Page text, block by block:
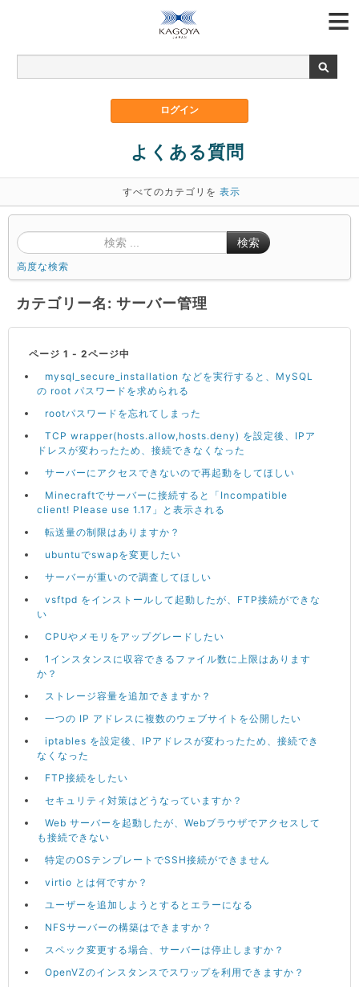
よくある質問
すべてのカテゴリを 表示
検索
高度な検索
カテゴリー名: サーバー管理
ページ 1 - 2ページ中
mysql_secure_installation などを実行すると、MySQL
の root パスワードを求められる
rootパスワードを忘れてしまった
TCP wrapper(hosts.allow,hosts.deny) を設定後、IPア
ドレスが変わったため、接続できなくなった
サーバーにアクセスできないので再起動をしてほしい
Minecraftでサーバーに接続すると「Incompatible
client! Please use 1.17」と表示される
転送量の制限はありますか？
ubuntuでswapを変更したい
サーバーが重いので調査してほしい
vsftpd をインストールして起動したが、FTP接続ができな
い
CPUやメモリをアップグレードしたい
1インスタンスに収容できるファイル数に上限はあります
か？
ストレージ容量を追加できますか？
一つの IP アドレスに複数のウェブサイトを公開したい
iptables を設定後、IPアドレスが変わったため、接続でき
なくなった
FTP接続をしたい
セキュリティ対策はどうなっていますか？
Web サーバーを起動したが、Webブラウザでアクセスして
も接続できない
特定のOSテンプレートでSSH接続ができません
virtio とは何ですか？
ユーザーを追加しようとするとエラーになる
NFSサーバーの構築はできますか？
スペック変更する場合、サーバーは停止しますか？
OpenVZのインスタンスでスワップを利用できますか？